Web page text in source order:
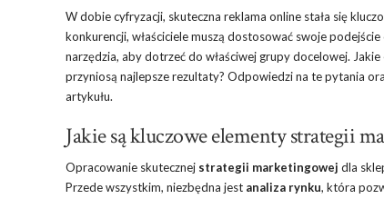
W dobie cyfryzacji, skuteczna reklama online stała się
konkurencji, właściciele muszą dostosować swoje
narzędzia, aby dotrzeć do właściwej grupy docelowej.
przyniosą najlepsze rezultaty? Odpowiedzi na te pytania
artykułu.
Jakie są kluczowe elementy strategii
Opracowanie skutecznej strategii marketingowej dla
Przede wszystkim, niezbędna jest analiza rynku, która